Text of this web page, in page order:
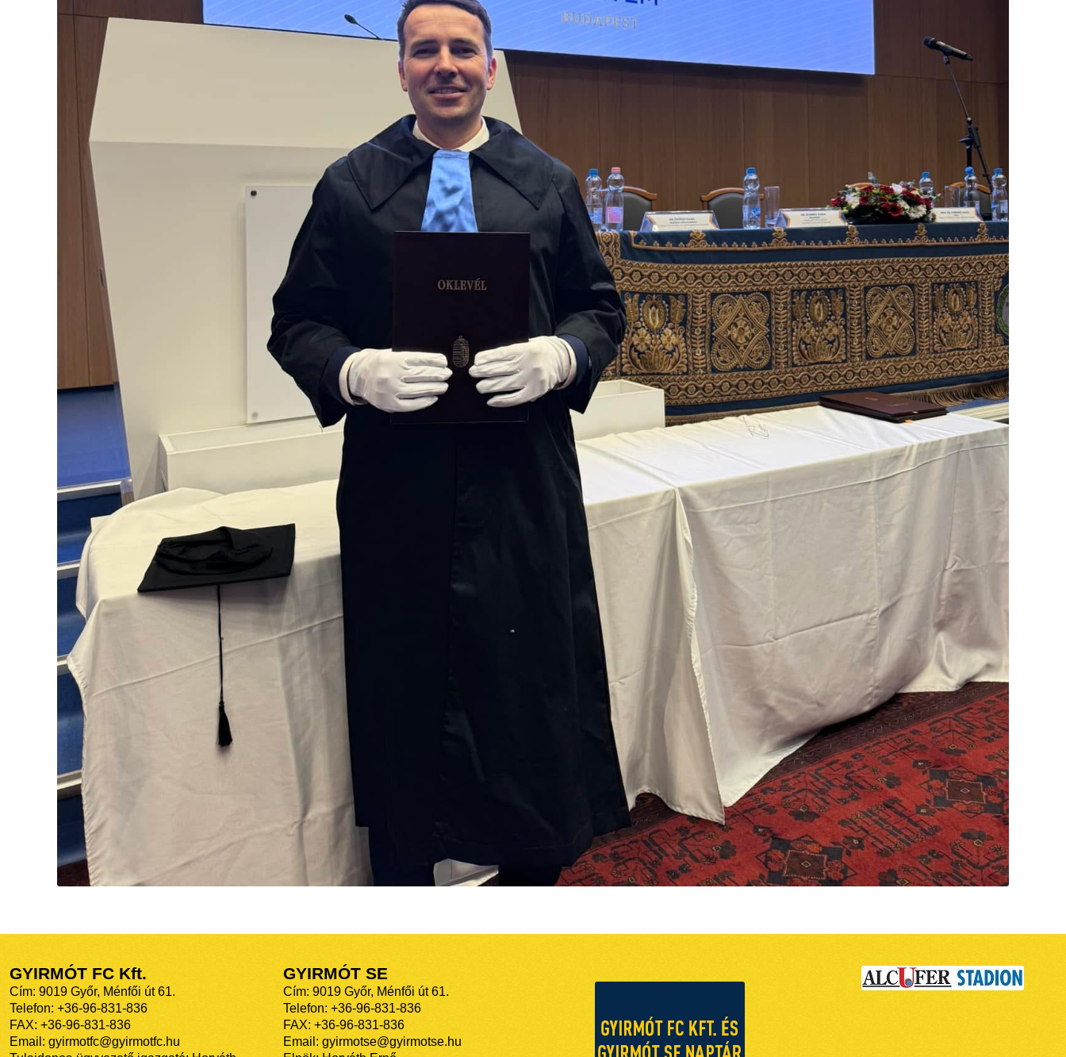
GYIRMÓT FC Kft.
Cím: 9019 Győr, Ménfői út 61.
Telefon: +36-96-831-836
FAX: +36-96-831-836
Email: gyirmotfc@gyirmotfc.hu
GYIRMÓT SE
Cím: 9019 Győr, Ménfői út 61.
Telefon: +36-96-831-836
FAX: +36-96-831-836
Email: gyirmotse@gyirmotse.hu